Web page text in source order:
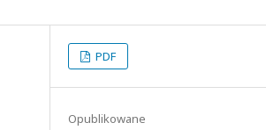
PDF
Opublikowane